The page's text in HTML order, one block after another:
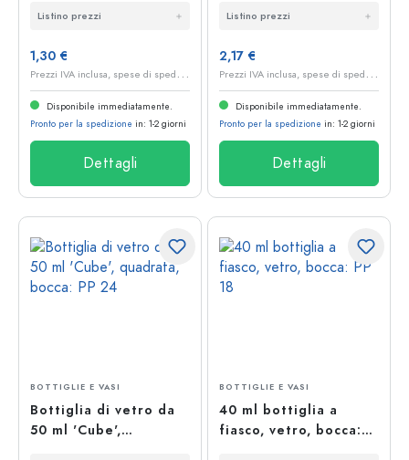
Listino prezzi
1,30 €
P
rezzi IVA inclusa, spese di spedizione escluse
Disponibile immediatamente.
Pronto per la spedizione in: 1-2 giorni
Dettagli
sughero
Listino prezzi
2,17 €
P
rezzi IVA inclusa, spese di spedizione escluse
Disponibile immediatamente.
Pronto per la spedizione in: 1-2 giorni
Dettagli
BOTTIGLIE E VASI
Bottiglia di vetro da
50 ml 'Cube',
BOTTIGLIE E VASI
40 ml bottiglia a
fiasco, vetro, bocca: